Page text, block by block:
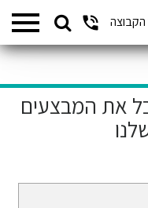
את המבצעים